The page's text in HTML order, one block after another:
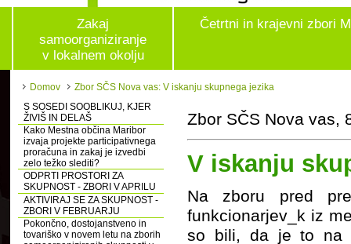
Zakaj
samoorganiziranje
v lokalnem okolju
Četrtni in krajevni zbori
Domov
Zbor SČS Nova vas: V iskanju skupnega jezika
S SOSEDI SOOBLIKUJ, KJER
ŽIVIŠ IN DELAŠ
Kako Mestna občina Maribor
izvaja projekte participativnega
proračuna in zakaj je izvedbi
zelo težko slediti?
ODPRTI PROSTORI ZA
SKUPNOST - ZBORI V APRILU
AKTIVIRAJ SE ZA SKUPNOST -
ZBORI V FEBRUARJU
Pokončno, dostojanstveno in
tovariško v novem letu na zborih
Zbor SČS Nova vas,
V iskanju
Na zboru pred
funkcionarjev_k iz
so bili, da je to na